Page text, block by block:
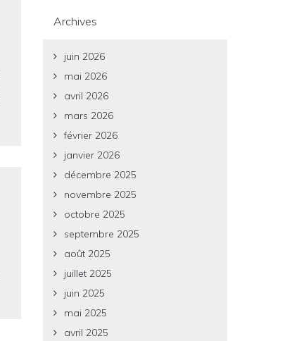
Archives
juin 2026
mai 2026
avril 2026
mars 2026
février 2026
janvier 2026
décembre 2025
novembre 2025
octobre 2025
septembre 2025
août 2025
juillet 2025
juin 2025
mai 2025
avril 2025